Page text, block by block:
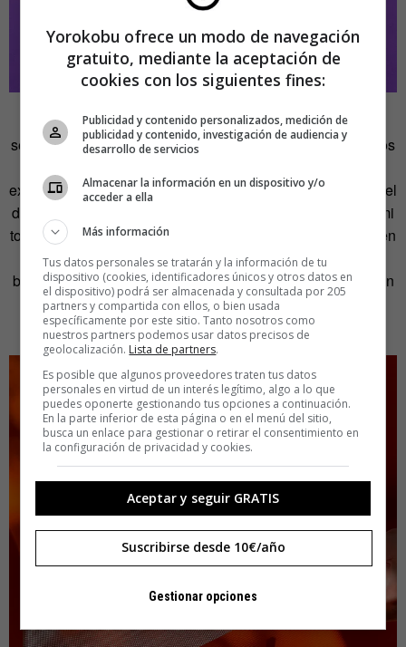
Maite Canet, que se define como «una persona muy
sencilla, fan de la música, las series, mis gatos y los huevos
explica que sus referentes artísticos proceden del campo del
diseño, principalmente. «
son mi
top». Utiliza las mismas herramientas con las que trabaja en
su día a día. «Ser diseñadora me potencia como
bordadora», afirma. «No suelo bocetar a mano. Trabajo con
tableta y ordenador porque son las herramientas que
controlo.
Yorokobu ofrece un modo de navegación
gratuito, mediante la aceptación de
cookies con los siguientes fines:
Publicidad y contenido personalizados, medición de
publicidad y contenido, investigación de audiencia y
desarrollo de servicios
Almacenar la información en un dispositivo y/o
acceder a ella
Más información
Tus datos personales se tratarán y la información de tu
dispositivo (cookies, identificadores únicos y otros datos en
el dispositivo) podrá ser almacenada y consultada por 205
partners y compartida con ellos, o bien usada
específicamente por este sitio. Tanto nosotros como
nuestros partners podemos usar datos precisos de
geolocalización. Lista de partners.
Es posible que algunos proveedores traten tus datos
personales en virtud de un interés legítimo, algo a lo que
puedes oponerte gestionando tus opciones a continuación.
En la parte inferior de esta página o en el menú del sitio,
busca un enlace para gestionar o retirar el consentimiento en
la configuración de privacidad y cookies.
Aceptar y seguir GRATIS
Suscribirse desde 10€/año
Gestionar opciones